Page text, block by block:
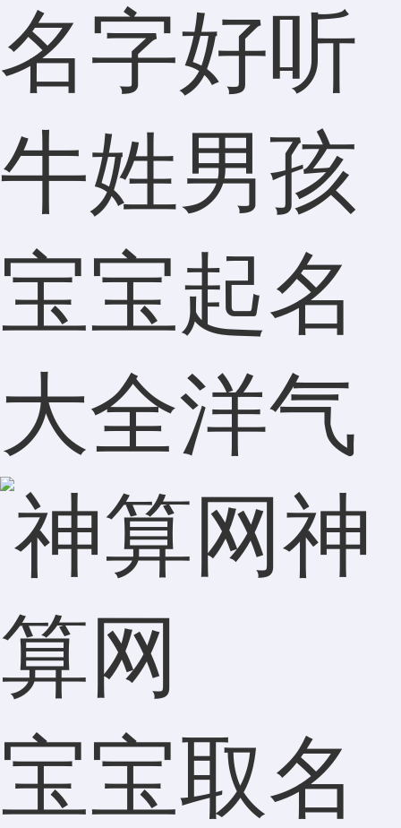
名字好听
牛姓男孩
宝宝起名
大全洋气
神
算网
宝宝取名